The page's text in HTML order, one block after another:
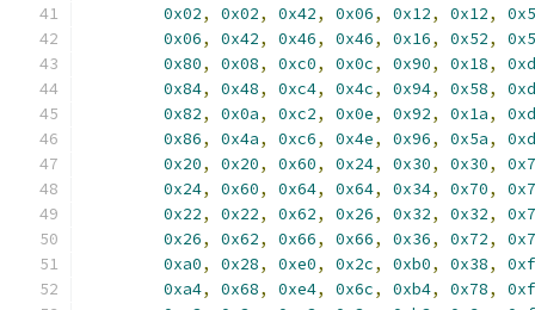
0x02, 0x02, 0x42, 0x06, 0x12, 0x12,
0x06, 0x42, 0x46, 0x46, 0x16, 0x52,
0x80, 0x08, 0xc0, 0x0c, 0x90, 0x18,
0x84, 0x48, 0xc4, 0x4c, 0x94, 0x58,
0x82, 0x0a, 0xc2, 0x0e, 0x92, 0x1a,
0x86, 0x4a, 0xc6, 0x4e, 0x96, 0x5a,
0x20, 0x20, 0x60, 0x24, 0x30, 0x30,
0x24, 0x60, 0x64, 0x64, 0x34, 0x70,
0x22, 0x22, 0x62, 0x26, 0x32, 0x32,
0x26, 0x62, 0x66, 0x66, 0x36, 0x72,
0xa0, 0x28, 0xe0, 0x2c, 0xb0, 0x38,
0xa4, 0x68, 0xe4, 0x6c, 0xb4, 0x78,